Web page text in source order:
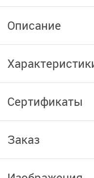
Описание
Сертификаты
Заказ